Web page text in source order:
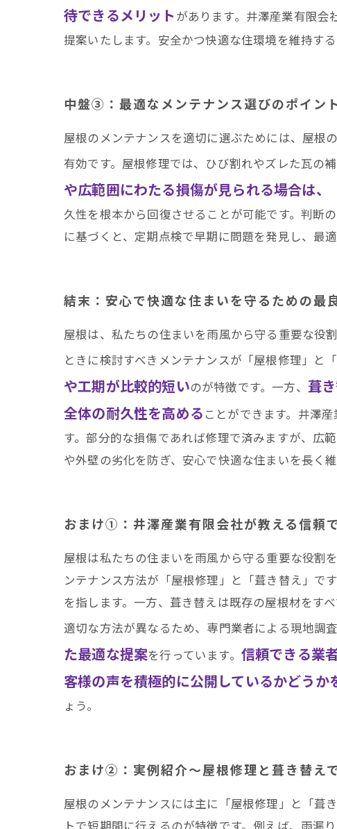
待できるメリット があります。井澤産業有限
提案いたします。安全かつ快適な住環境を維持す
中盤③：最適なメンテナンス選びのポイン
屋根のメンテナンスを適切に選ぶためには、屋根
有効です。屋根修理では、ひび割れやズレた瓦の
や広範囲にわたる損傷が見られる場合は、
久性を根本から回復させることが可能です。判断
に基づくと、定期点検で早期に問題を発見し、最
結末：安心で快適な住まいを守るための最
屋根は、私たちの住まいを雨風から守る重要な役
ときに検討すべきメンテナンスが「屋根修理」と「
や工期が比較的短いのが特徴です。一方、 葺
全体の耐久性を高める ことができます。井澤
す。部分的な損傷であれば修理で済みますが、広
や外壁の劣化を防ぎ、安心で快適な住まいを長く維
おまけ①：井澤産業有限会社が教える信頼
屋根は私たちの住まいを雨風から守る重要な役割
ンテナンス方法が「屋根修理」と「葺き替え」で
を指します。一方、葺き替えは既存の屋根材をす
適切な方法が異なるため、専門業者による現地調
た最適な提案を行っています。 信頼できる業
客様の声を積極的に公開しているかどうか
ょう。
おまけ②：実例紹介～屋根修理と葺き替え
屋根のメンテナンスには主に「屋根修理」と「葺
トで短期間に行えるのが特徴です。例えば、雨漏